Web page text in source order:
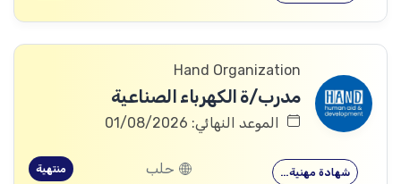
Hand Organization
مدرب/ة الكهرباء الصناعية
الموعد النهائي: 01/08/2026
شهادة مهنية… حلب منتهية